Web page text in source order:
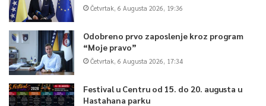
Četvrtak, 6 Augusta 2026, 19:36
Odobreno prvo zaposlenje kroz program
“Moje pravo”
Četvrtak, 6 Augusta 2026, 17:34
Festival u Centru od 15. do 20. augusta u
Hastahana parku